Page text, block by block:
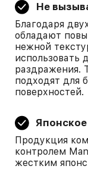
Не
Благодаря
обладают
нежной
использовать
раздражения.
подходят для
поверхностей.
Японское
Продукция
контролем
жестким